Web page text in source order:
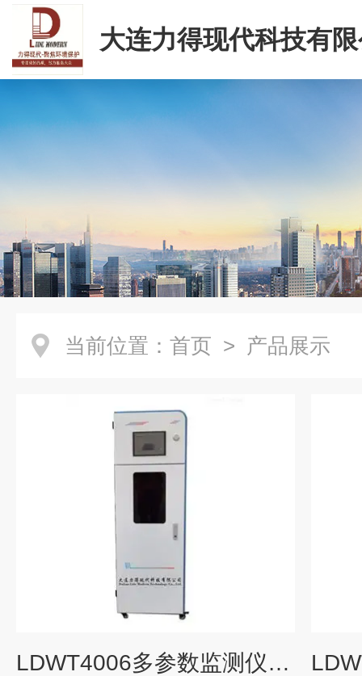
大连力得现代科技有
当前位置： 首页 > 产品展示
LDWT4006多参数监测仪价格